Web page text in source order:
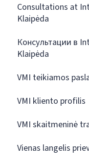
Consultations at
Klaipėda
Консультации в
Klaipėda
VMI teikiamos
VMI kliento profilis
VMI skaitmeninė
Vienas langelis